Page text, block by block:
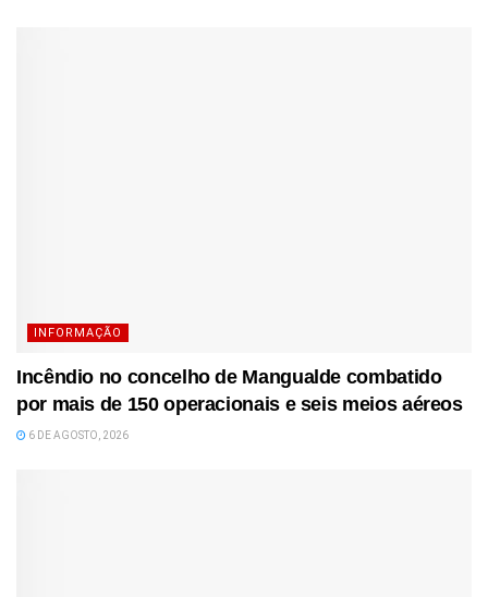
INFORMAÇÃO
Incêndio no concelho de Mangualde combatido
por mais de 150 operacionais e seis meios aéreos
6 DE AGOSTO, 2026